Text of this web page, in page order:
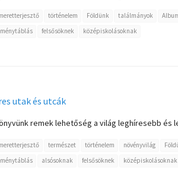
történelem Földünk találmányok
felsősöknek középiskolásoknak
utak és utcák
remek lehetőség a világ leghíresebb és
természet történelem növényvilág
alsósoknak felsősöknek középiskolásoknak